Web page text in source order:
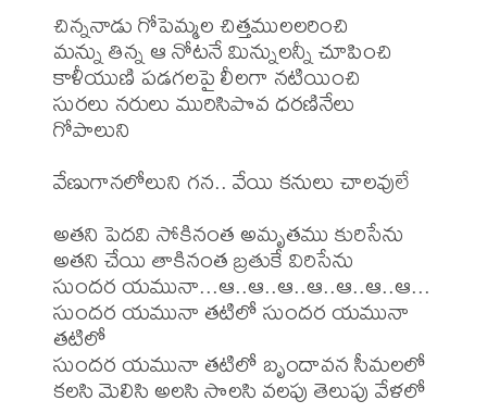
చిన్ననాడు గోపెమ్మల చిత్తములలరించి
మన్ను తిన్న ఆ నోటనే మిన్నులన్నీ చూపించి
కాళీయుణి పడగలపై లీలగా నటియించి
సురలు నరులు మురిసిపొవ ధరణినేలు
గోపాలుని
వేణుగానలోలుని గన.. వేయి కనులు చాలవులే
అతని పెదవి సోకినంత అమృతము కురిసేను
అతని చేయి తాకినంత బ్రతుకే విరిసేను
సుందర యమునా...ఆ..ఆ..ఆ..ఆ..ఆ..ఆ..ఆ...
సుందర యమునా తటిలో సుందర యమునా
తటిలో
సుందర యమునా తటిలో బృందావన సీమలలో
కలసి మెలిసి అలసి సొలసి వలపు తెలుపు వేళలో